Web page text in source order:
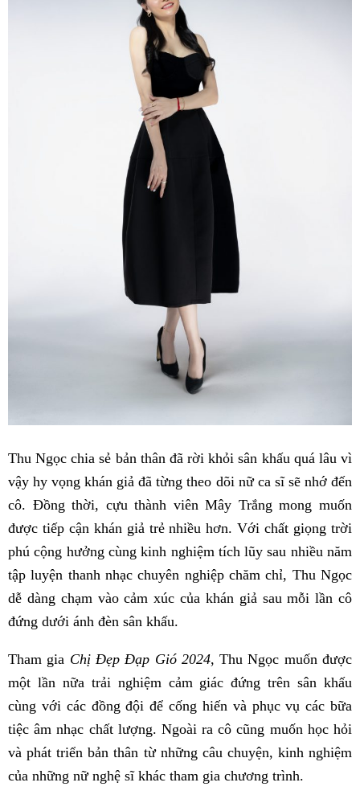
Thu Ngọc chia sẻ bản thân đã rời khỏi sân khấu quá lâu vì
vậy hy vọng khán giả đã từng theo dõi nữ ca sĩ sẽ nhớ đến
cô. Đồng thời, cựu thành viên Mây Trắng mong muốn
được tiếp cận khán giả trẻ nhiều hơn. Với chất giọng trời
phú cộng hưởng cùng kinh nghiệm tích lũy sau nhiều năm
tập luyện thanh nhạc chuyên nghiệp chăm chỉ, Thu Ngọc
dễ dàng chạm vào cảm xúc của khán giả sau mỗi lần cô
đứng dưới ánh đèn sân khấu.
Tham gia Chị Đẹp Đạp Gió 2024, Thu Ngọc muốn được
một lần nữa trải nghiệm cảm giác đứng trên sân khấu
cùng với các đồng đội để cống hiến và phục vụ các bữa
tiệc âm nhạc chất lượng. Ngoài ra cô cũng muốn học hỏi
và phát triển bản thân từ những câu chuyện, kinh nghiệm
của những nữ nghệ sĩ khác tham gia chương trình.